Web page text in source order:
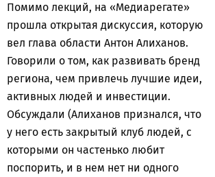
Помимо лекций, на «Медиарегате»
прошла открытая дискуссия, которую
вел глава области Антон Алиханов.
Говорили о том, как развивать бренд
региона, чем привлечь лучшие идеи,
активных людей и инвестиции.
Обсуждали (Алиханов признался, что
у него есть закрытый клуб людей, с
которыми он частенько любит
поспорить, и в нем нет ни одного